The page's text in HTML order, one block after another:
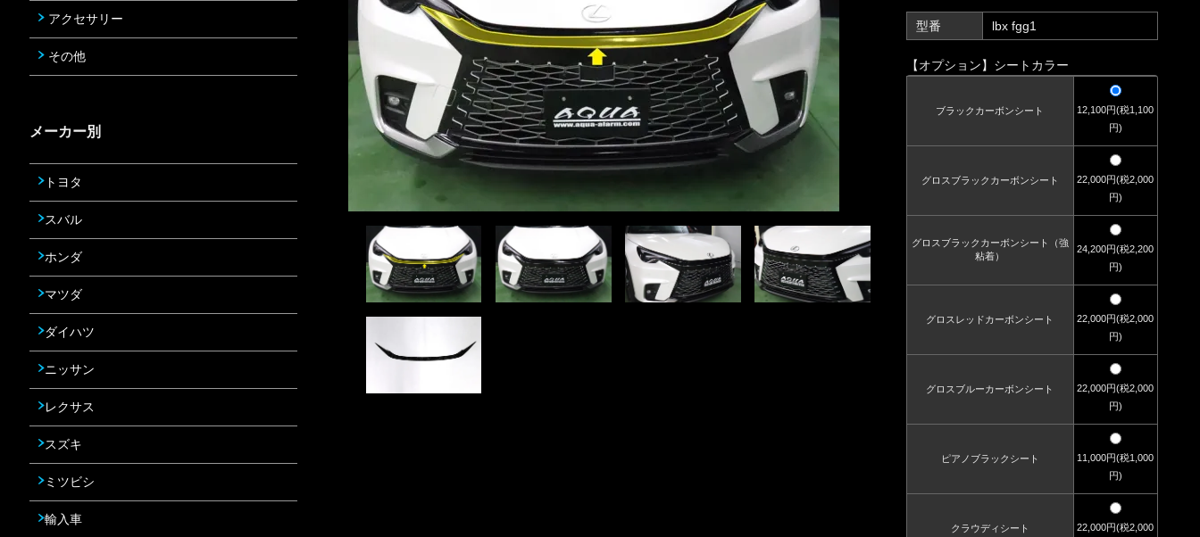
型番 lbx fgg1
【オプション】シートカラー
ブラックカーボンシート
12,100円(税1,100
円)
グロスブラックカーボンシート
22,000円(税2,000
円)
グロスブラックカーボンシート（強
粘着）
24,200円(税2,200
円)
グロスレッドカーボンシート
22,000円(税2,000
円)
グロスブルーカーボンシート
22,000円(税2,000
円)
ピアノブラックシート
11,000円(税1,000
円)
クラウディシート
22,000円(税2,000
アクセサリー
その他
メーカー別
トヨタ
スバル
ホンダ
マツダ
ダイハツ
ニッサン
レクサス
スズキ
ミツビシ
輸入車